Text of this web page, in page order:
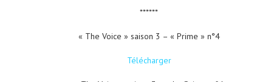
******
« The Voice » saison 3 – « Prime » n°4
Télécharger